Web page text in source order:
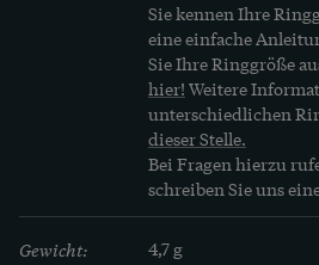
Sie kennen Ihre
eine einfache
Sie Ihre Ringgröße
hier! Weitere
unterschiedlichen
dieser Stelle.
Bei Fragen hierzu
schreiben Sie uns
Gewicht: 4,7 g